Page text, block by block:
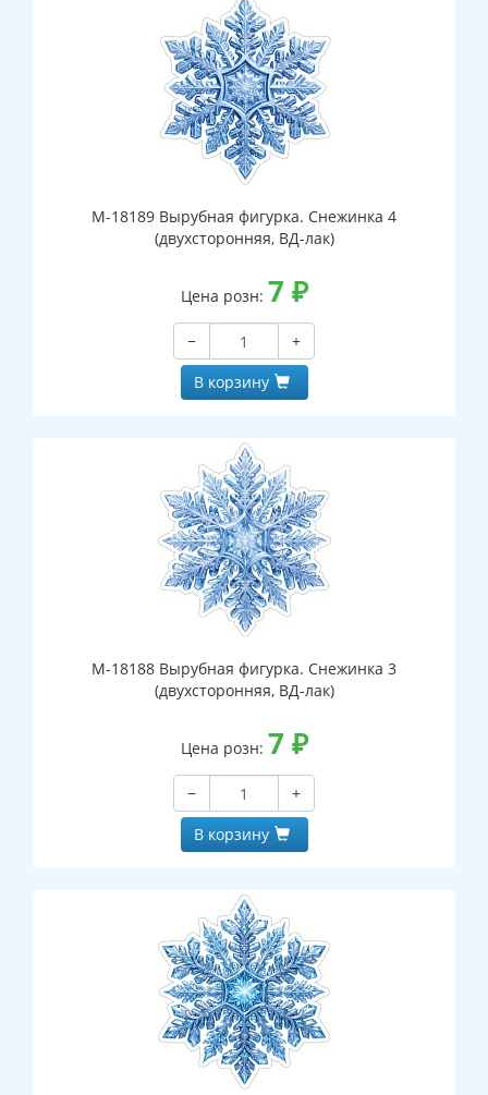
М-18189 Вырубная фигурка. Снежинка 4
(двухсторонняя, ВД-лак)
Цена розн: 7 ₽
−
+
В корзину
М-18188 Вырубная фигурка. Снежинка 3
(двухсторонняя, ВД-лак)
Цена розн: 7 ₽
−
+
В корзину